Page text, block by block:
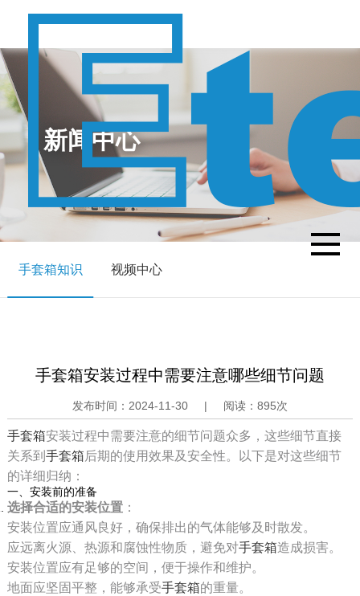
新闻中心
手套箱知识 视频中心
手套箱安装过程中需要注意哪些细节问题
发布时间： 2024-11-30 | 阅读： 895次
手套箱安装过程中需要注意的细节问题众多，这些细节直接
关系到 手套箱后期的使用效果及安全性。以下是对这些细节
的详细归纳：
一、安装前的准备
选择合适的安装位置：
安装位置应通风良好，确保排出的气体能够及时散发。
应远离火源、热源和腐蚀性物质，避免对手套箱造成损害。
安装位置应有足够的空间，便于操作和维护。
地面应坚固平整，能够承受手套箱的重量。